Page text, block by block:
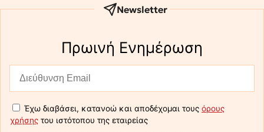
Newsletter
Πρωινή Eνημέρωση
Έχω διαβάσει, κατανοώ και αποδέχομαι τους όρους
χρήσης του ιστότοπου της εταιρείας